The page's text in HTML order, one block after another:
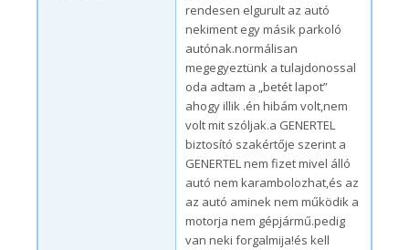
rendesen elgurult az autó
nekiment egy másik parkoló
autónak.normálisan
megegyeztünk a tulajdonossal
oda adtam a „betét lapot”
ahogy illik .én hibám volt,nem
volt mit szóljak.a GENERTEL
biztosító szakértője szerint a
GENERTEL nem fizet mivel álló
autó nem karambolozhat,és az
az autó aminek nem működik a
motorja nem gépjármű.pedig
van neki forgalmija!és kell